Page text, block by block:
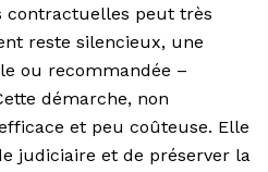
contractuelles peut très
reste silencieux, une
ou recommandée –
démarche, non
et peu coûteuse. Elle
judiciaire et de préserver la